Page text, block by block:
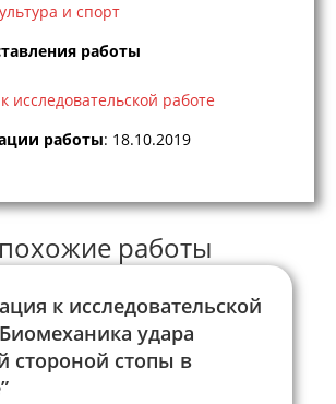
и спорт
работы
исследовательской работе
работы: 18.10.2019
работы
к исследовательской
удара
стороной стопы в